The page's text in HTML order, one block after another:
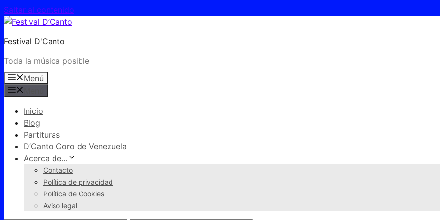
Saltar al contenido
Festival D'Canto
Toda la música posible
Menú
Inicio
Blog
Partituras
D’Canto Coro de Venezuela
Acerca de…
Contacto
Política de privacidad
Política de Cookies
Aviso legal